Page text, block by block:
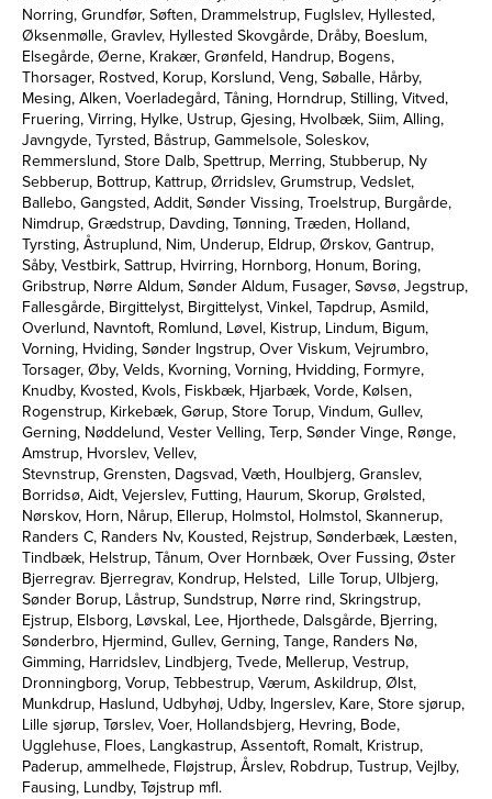
Norring, Grundfør, Søften, Drammelstrup, Fuglslev, Hyllested,
Øksenmølle, Gravlev, Hyllested Skovgårde, Dråby, Boeslum,
Elsegårde, Øerne, Krakær, Grønfeld, Handrup, Bogens,
Thorsager, Rostved, Korup, Korslund, Veng, Søballe, Hårby,
Mesing, Alken, Voerladegård, Tåning, Horndrup, Stilling, Vitved,
Fruering, Virring, Hylke, Ustrup, Gjesing, Hvolbæk, Siim, Alling,
Javngyde, Tyrsted, Båstrup, Gammelsole, Soleskov,
Remmerslund, Store Dalb, Spettrup, Merring, Stubberup, Ny
Sebberup, Bottrup, Kattrup, Ørridslev, Grumstrup, Vedslet,
Ballebo, Gangsted, Addit, Sønder Vissing, Troelstrup, Burgårde,
Nimdrup, Grædstrup, Davding, Tønning, Træden, Holland,
Tyrsting, Åstruplund, Nim, Underup, Eldrup, Ørskov, Gantrup,
Såby, Vestbirk, Sattrup, Hvirring, Hornborg, Honum, Boring,
Gribstrup, Nørre Aldum, Sønder Aldum, Fusager, Søvsø, Jegstrup,
Fallesgårde, Birgittelyst, Birgittelyst, Vinkel, Tapdrup, Asmild,
Overlund, Navntoft, Romlund, Løvel, Kistrup, Lindum, Bigum,
Vorning, Hviding, Sønder Ingstrup, Over Viskum, Vejrumbro,
Torsager, Øby, Velds, Kvorning, Vorning, Hvidding, Formyre,
Knudby, Kvosted, Kvols, Fiskbæk, Hjarbæk, Vorde, Kølsen,
Rogenstrup, Kirkebæk, Gørup, Store Torup, Vindum, Gullev,
Gerning, Nøddelund, Vester Velling, Terp, Sønder Vinge, Rønge,
Amstrup, Hvorslev, Vellev,
Stevnstrup, Grensten, Dagsvad, Væth, Houlbjerg, Granslev,
Borridsø, Aidt, Vejerslev, Futting, Haurum, Skorup, Grølsted,
Nørskov, Horn, Nårup, Ellerup, Holmstol, Holmstol, Skannerup,
Randers C, Randers Nv, Kousted, Rejstrup, Sønderbæk, Læsten,
Tindbæk, Helstrup, Tånum, Over Hornbæk, Over Fussing, Øster
Bjerregrav. Bjerregrav, Kondrup, Helsted, Lille Torup, Ulbjerg,
Sønder Borup, Låstrup, Sundstrup, Nørre rind, Skringstrup,
Ejstrup, Elsborg, Løvskal, Lee, Hjorthede, Dalsgårde, Bjerring,
Sønderbro, Hjermind, Gullev, Gerning, Tange, Randers Nø,
Gimming, Harridslev, Lindbjerg, Tvede, Mellerup, Vestrup,
Dronningborg, Vorup, Tebbestrup, Værum, Askildrup, Ølst,
Munkdrup, Haslund, Udbyhøj, Udby, Ingerslev, Kare, Store sjørup,
Lille sjørup, Tørslev, Voer, Hollandsbjerg, Hevring, Bode,
Ugglehuse, Floes, Langkastrup, Assentoft, Romalt, Kristrup,
Paderup, ammelhede, Fløjstrup, Årslev, Robdrup, Tustrup, Vejlby,
Fausing, Lundby, Tøjstrup mfl.